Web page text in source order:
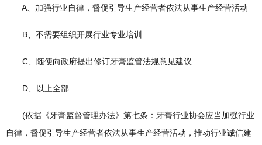
A、加强行业自律，督促引导生产经营者依法从事生产经营活动
B、不需要组织开展行业专业培训
C、随便向政府提出修订牙膏监管法规意见建议
D、以上全部
(依据《牙膏监督管理办法》第七条：牙膏行业协会应当加强行业
自律，督促引导生产经营者依法从事生产经营活动，推动行业诚信建